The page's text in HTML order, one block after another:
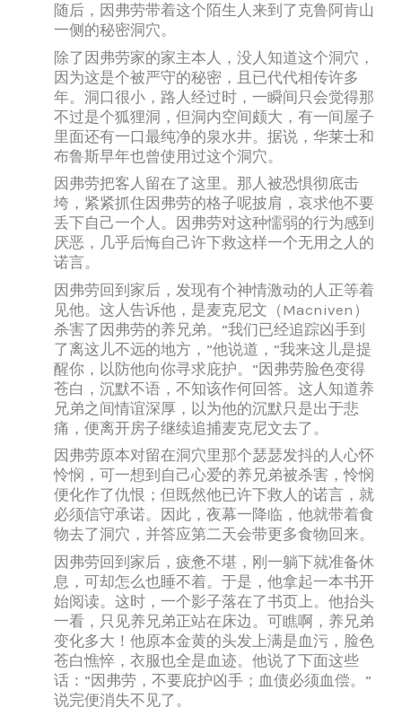
随后，因弗劳带着这个陌生人来到了克鲁阿肯山
一侧的秘密洞穴。
除了因弗劳家的家主本人，没人知道这个洞穴，
因为这是个被严守的秘密，且已代代相传许多
年。洞口很小，路人经过时，一瞬间只会觉得那
不过是个狐狸洞，但洞内空间颇大，有一间屋子
里面还有一口最纯净的泉水井。据说，华莱士和
布鲁斯早年也曾使用过这个洞穴。
因弗劳把客人留在了这里。那人被恐惧彻底击
垮，紧紧抓住因弗劳的格子呢披肩，哀求他不要
丢下自己一个人。因弗劳对这种懦弱的行为感到
厌恶，几乎后悔自己许下救这样一个无用之人的
诺言。
因弗劳回到家后，发现有个神情激动的人正等着
见他。这人告诉他，是麦克尼文（Macniven）
杀害了因弗劳的养兄弟。“我们已经追踪凶手到
了离这儿不远的地方，”他说道，“我来这儿是提
醒你，以防他向你寻求庇护。”因弗劳脸色变得
苍白，沉默不语，不知该作何回答。这人知道养
兄弟之间情谊深厚，以为他的沉默只是出于悲
痛，便离开房子继续追捕麦克尼文去了。
因弗劳原本对留在洞穴里那个瑟瑟发抖的人心怀
怜悯，可一想到自己心爱的养兄弟被杀害，怜悯
便化作了仇恨；但既然他已许下救人的诺言，就
必须信守承诺。因此，夜幕一降临，他就带着食
物去了洞穴，并答应第二天会带更多食物回来。
因弗劳回到家后，疲惫不堪，刚一躺下就准备休
息，可却怎么也睡不着。于是，他拿起一本书开
始阅读。这时，一个影子落在了书页上。他抬头
一看，只见养兄弟正站在床边。可瞧啊，养兄弟
变化多大！他原本金黄的头发上满是血污，脸色
苍白憔悴，衣服也全是血迹。他说了下面这些
话：“因弗劳，不要庇护凶手；血债必须血偿。”
说完便消失不见了。